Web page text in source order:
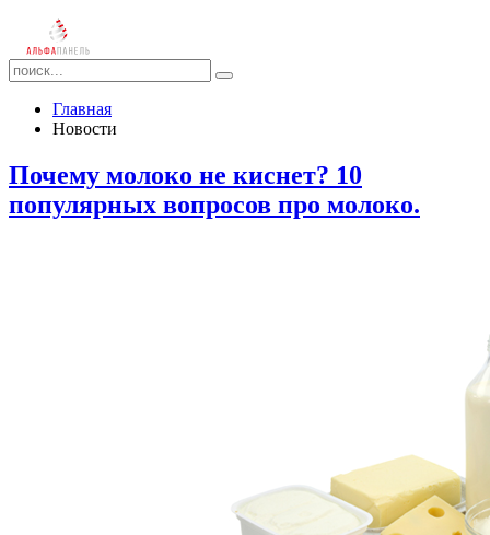
Главная
Новости
Почему молоко не киснет? 10
популярных вопросов про молоко.